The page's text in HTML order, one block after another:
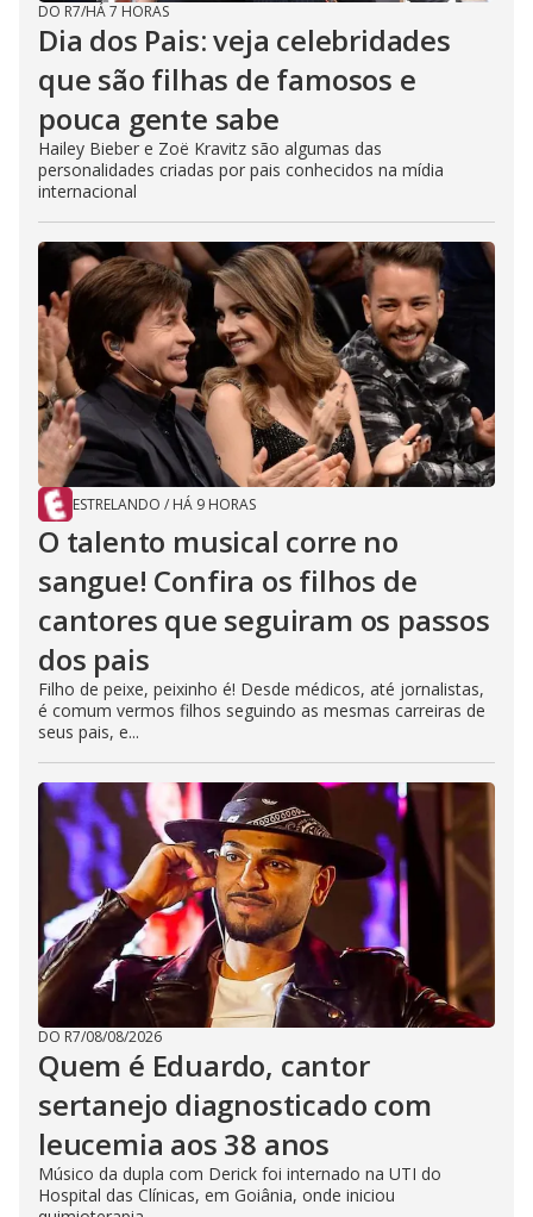
DO R7/HÁ 7 HORAS
Dia dos Pais: veja celebridades
que são filhas de famosos e
pouca gente sabe
Hailey Bieber e Zoë Kravitz são algumas das
personalidades criadas por pais conhecidos na mídia
internacional
ESTRELANDO / HÁ 9 HORAS
O talento musical corre no
sangue! Confira os filhos de
cantores que seguiram os passos
dos pais
Filho de peixe, peixinho é! Desde médicos, até jornalistas,
é comum vermos filhos seguindo as mesmas carreiras de
seus pais, e...
DO R7/08/08/2026
Quem é Eduardo, cantor
sertanejo diagnosticado com
leucemia aos 38 anos
Músico da dupla com Derick foi internado na UTI do
Hospital das Clínicas, em Goiânia, onde iniciou